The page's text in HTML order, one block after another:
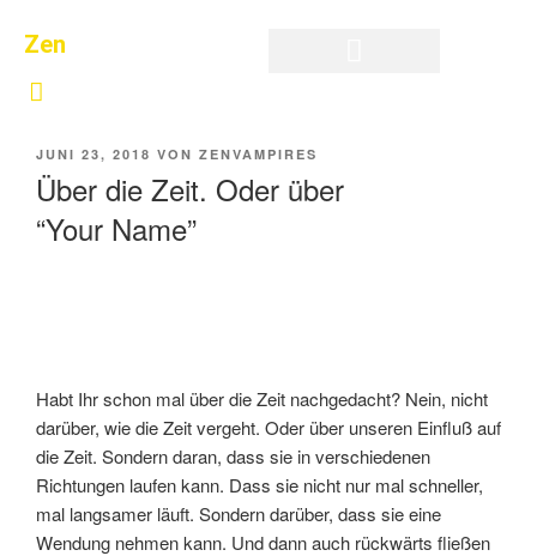
Zen
JUNI 23, 2018 VON ZENVAMPIRES
Über die Zeit. Oder über
“Your Name”
Habt Ihr schon mal über die Zeit nachgedacht? Nein, nicht
darüber, wie die Zeit vergeht. Oder über unseren Einfluß auf
die Zeit. Sondern daran, dass sie in verschiedenen
Richtungen laufen kann. Dass sie nicht nur mal schneller,
mal langsamer läuft. Sondern darüber, dass sie eine
Wendung nehmen kann. Und dann auch rückwärts fließen